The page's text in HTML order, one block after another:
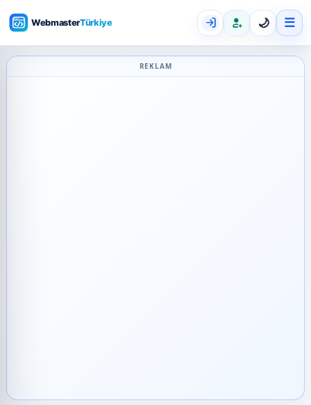
🌙 ☰
REKLAM